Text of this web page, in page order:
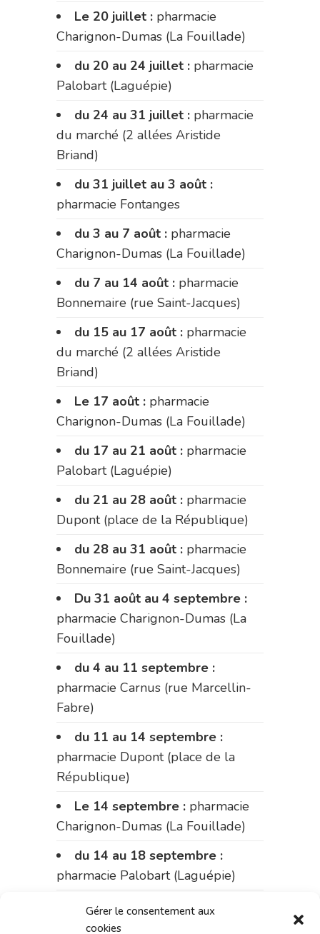
Gérer le consentement aux
cookies
Le 20 juillet : pharmacie
Charignon-Dumas (La Fouillade)
du 20 au 24 juillet : pharmacie
Palobart (Laguépie)
du 24 au 31 juillet : pharmacie
du marché (2 allées Aristide
Briand)
du 31 juillet au 3 août :
pharmacie Fontanges
du 3 au 7 août : pharmacie
Charignon-Dumas (La Fouillade)
du 7 au 14 août : pharmacie
Bonnemaire (rue Saint-Jacques)
du 15 au 17 août : pharmacie
du marché (2 allées Aristide
Briand)
Le 17 août : pharmacie
Charignon-Dumas (La Fouillade)
du 17 au 21 août : pharmacie
Palobart (Laguépie)
du 21 au 28 août : pharmacie
Dupont (place de la République)
du 28 au 31 août : pharmacie
Bonnemaire (rue Saint-Jacques)
Du 31 août au 4 septembre :
pharmacie Charignon-Dumas (La
Fouillade)
du 4 au 11 septembre :
pharmacie Carnus (rue Marcellin-
Fabre)
du 11 au 14 septembre :
pharmacie Dupont (place de la
République)
Le 14 septembre : pharmacie
Charignon-Dumas (La Fouillade)
du 14 au 18 septembre :
pharmacie Palobart (Laguépie)
du 18 au 25 septembre :
pharmacie Fontanges